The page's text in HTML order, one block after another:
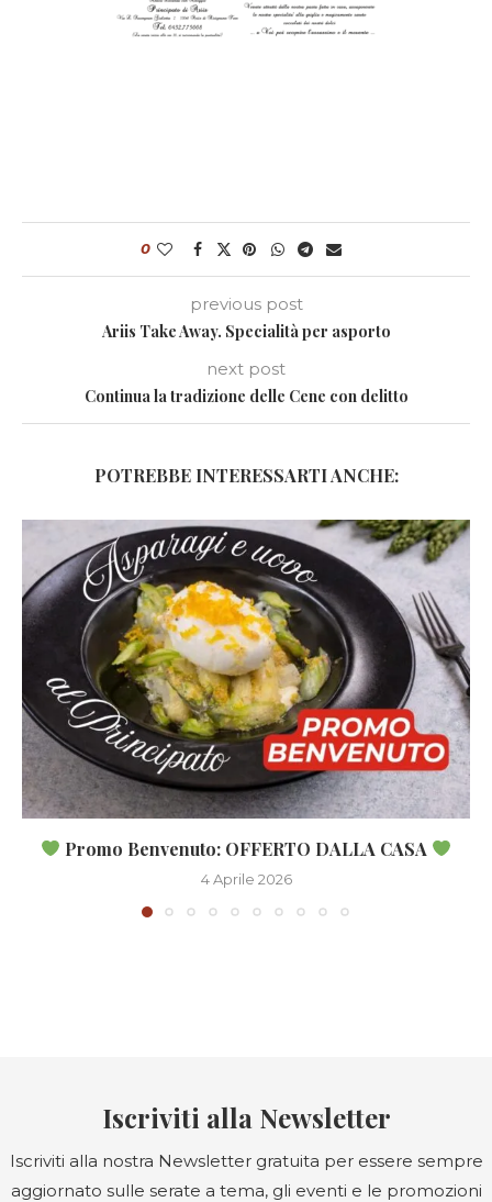
0
previous post
Ariis Take Away. Specialità per asporto
next post
Continua la tradizione delle Cene con delitto
POTREBBE INTERESSARTI ANCHE:
Promo Benvenuto: OFFERTO DALLA CASA
4 Aprile 2026
Iscriviti alla Newsletter
Iscriviti alla nostra Newsletter gratuita per essere sempre
aggiornato sulle serate a tema, gli eventi e le promozioni